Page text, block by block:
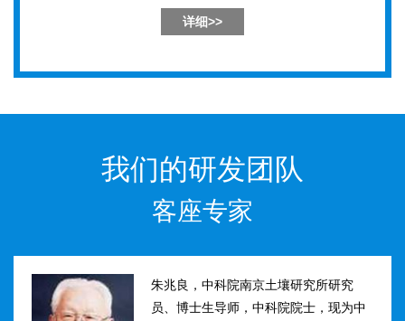
详细>>
我们的研发团队
客座专家
朱兆良，中科院南京土壤研究所研究
员、博士生导师，中科院院士，现为中